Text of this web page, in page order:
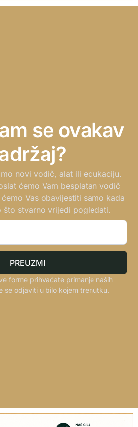
se ovakav
novi vodič, alat ili edukaciju.
ćemo Vam besplatan vodič
Vas obavijestiti samo kada
što stvarno vrijedi pogledati.
PREUZMI
forme prihvaćate primanje naših
se odjaviti u bilo kojem trenutku.